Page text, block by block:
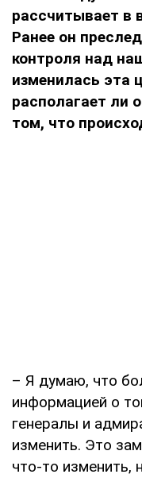
рассчитывает в
Ранее он
контроля над
изменилась эта
располагает ли
том, что
– Я думаю, что
информацией о
генералы и
изменить. Это
что-то изменить,